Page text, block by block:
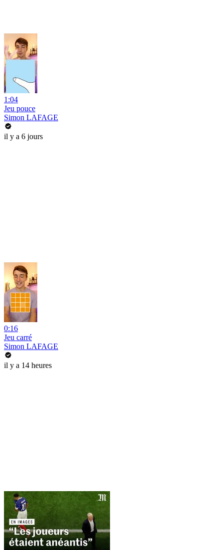
1:04
Jeu pouce
Simon LAFAGE
il y a 6 jours
0:16
Jeu carré
Simon LAFAGE
il y a 14 heures